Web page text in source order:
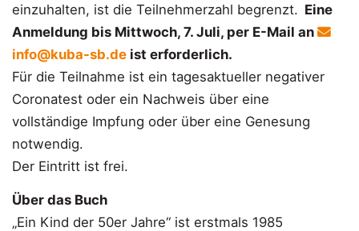
einzuhalten, ist die Teilnehmerzahl begrenzt. Eine
Anmeldung bis Mittwoch, 7. Juli, per E-Mail an
info@kuba-sb.de ist erforderlich.
Für die Teilnahme ist ein tagesaktueller negativer
Coronatest oder ein Nachweis über eine
vollständige Impfung oder über eine Genesung
notwendig.
Der Eintritt ist frei.
Über das Buch
„Ein Kind der 50er Jahre“ ist erstmals 1985